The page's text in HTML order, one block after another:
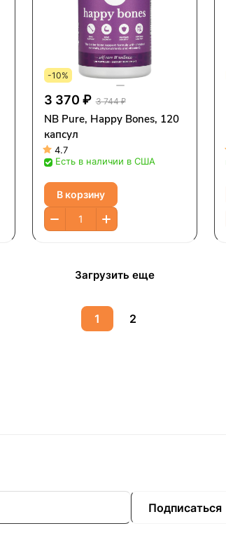
-10%
3 370 ₽ 3 744 ₽
NB Pure, Happy Bones, 120
капсул
4.7
Есть в наличии в США
В корзину
Загрузить еще
1 2
Подписаться